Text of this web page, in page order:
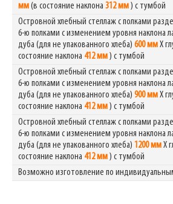
мм(в состояние наклона 312 мм) с тумбой
Островной хлебный стеллаж с полками
6-ю полками с изменением уровня наклона
дуба (для не упакованного хлеба) 600 ммХ
состояние наклона 412 мм) с тумбой
Островной хлебный стеллаж с полками
6-ю полками с изменением уровня наклона
дуба (для не упакованного хлеба) 900 ммХ
состояние наклона 412 мм) с тумбой
Островной хлебный стеллаж с полками
6-ю полками с изменением уровня наклона
дуба (для не упакованного хлеба) 1200 ммХ
состояние наклона 412 мм) с тумбой
Возможно изготовление по